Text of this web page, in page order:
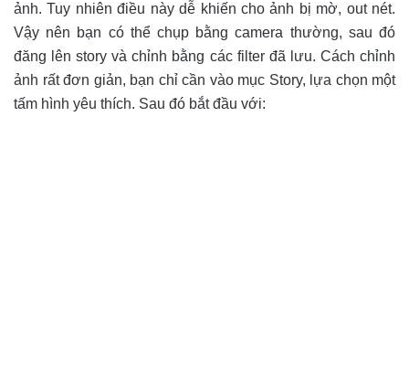
ảnh. Tuy nhiên điều này dễ khiến cho ảnh bị mờ, out nét.
Vậy nên bạn có thể chụp bằng camera thường, sau đó
đăng lên story và chỉnh bằng các filter đã lưu. Cách chỉnh
ảnh rất đơn giản, bạn chỉ cần vào mục Story, lựa chọn một
tấm hình yêu thích. Sau đó bắt đầu với: